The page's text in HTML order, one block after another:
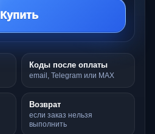
Купить
Коды после оплаты
email, Telegram или MAX
Возврат
если заказ нельзя
выполнить